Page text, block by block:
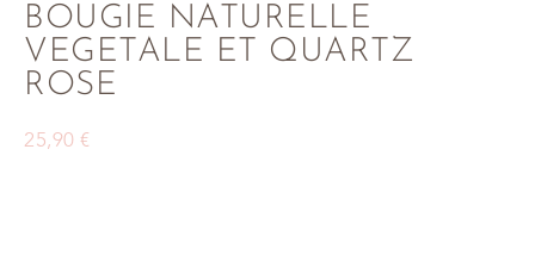
BOUGIE NATURELLE
VEGETALE ET QUARTZ
ROSE
25,90 €